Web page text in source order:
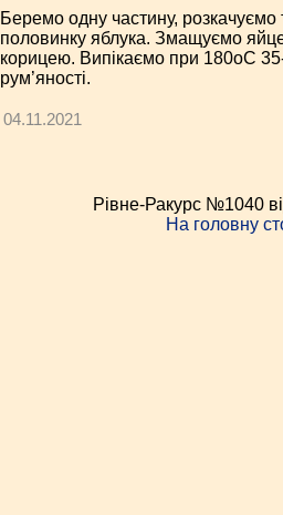
Беремо одну частину, розкачуємо
половинку яблука. Змащуємо
корицею. Випікаємо при 180оС
рум’яності.
04.11.2021
Рівне-Ракурс №1040
На головну